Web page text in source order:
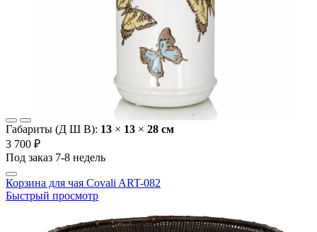
Габариты (Д Ш В): 13 × 13 × 28 cм
3 700 ₽
Под заказ 7-8 недель
Корзина для чая Covali ART-082
Быстрый просмотр